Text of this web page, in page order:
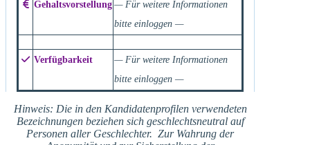
Gehaltsvorstellung — Für weitere Informationen
bitte einloggen —
Verfügbarkeit
— Für weitere Informationen
bitte einloggen —
Hinweis: Die in den Kandidatenprofilen verwendeten
Bezeichnungen beziehen sich geschlechtsneutral auf
Personen aller Geschlechter. Zur Wahrung der